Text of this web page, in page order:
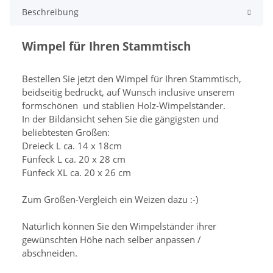
Beschreibung
Wimpel für Ihren Stammtisch
Bestellen Sie jetzt den Wimpel für Ihren Stammtisch,
beidseitig bedruckt, auf Wunsch inclusive unserem
formschönen und stablien Holz-Wimpelständer.
In der Bildansicht sehen Sie die gängigsten und
beliebtesten Größen:
Dreieck L ca. 14 x 18cm
Fünfeck L ca. 20 x 28 cm
Fünfeck XL ca. 20 x 26 cm
Zum Größen-Vergleich ein Weizen dazu :-)
Natürlich können Sie den Wimpelständer ihrer
gewünschten Höhe nach selber anpassen /
abschneiden.